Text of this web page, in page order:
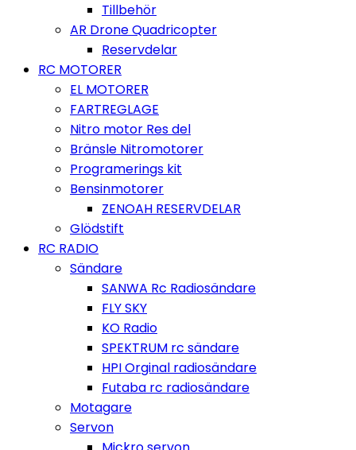
Tillbehör
AR Drone Quadricopter
Reservdelar
RC MOTORER
EL MOTORER
FARTREGLAGE
Nitro motor Res del
Bränsle Nitromotorer
Programerings kit
Bensinmotorer
ZENOAH RESERVDELAR
Glödstift
RC RADIO
Sändare
SANWA Rc Radiosändare
FLY SKY
KO Radio
SPEKTRUM rc sändare
HPI Orginal radiosändare
Futaba rc radiosändare
Motagare
Servon